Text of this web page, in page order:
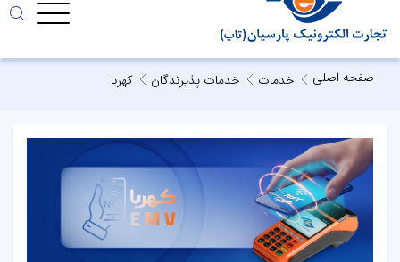
صفحه اصلی خدمات خدمات پذیرندگان کهربا